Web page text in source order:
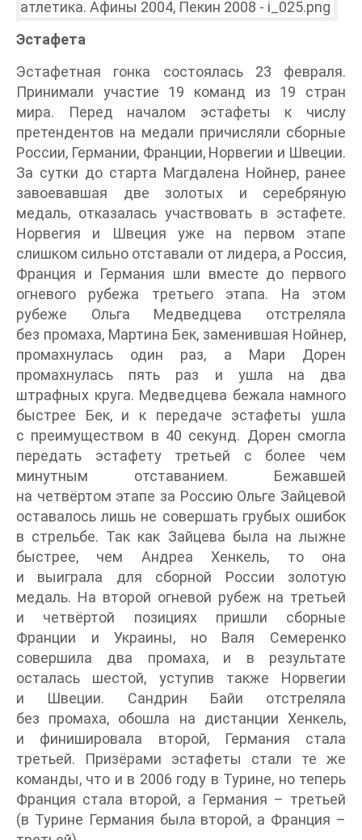
Эстафета
Эстафетная гонка состоялась 23 февраля.
Принимали участие 19 команд из 19 стран
мира. Перед началом эстафеты к числу
претендентов на медали причисляли сборные
России, Германии, Франции, Норвегии и Швеции.
За сутки до старта Магдалена Нойнер, ранее
завоевавшая две золотых и серебряную
медаль, отказалась участвовать в эстафете.
Норвегия и Швеция уже на первом этапе
слишком сильно отставали от лидера, а Россия,
Франция и Германия шли вместе до первого
огневого рубежа третьего этапа. На этом
рубеже Ольга Медведцева отстреляла
без промаха, Мартина Бек, заменившая Нойнер,
промахнулась один раз, а Мари Дорен
промахнулась пять раз и ушла на два
штрафных круга. Медведцева бежала намного
быстрее Бек, и к передаче эстафеты ушла
с преимуществом в 40 секунд. Дорен смогла
передать эстафету третьей с более чем
минутным отставанием. Бежавшей
на четвёртом этапе за Россию Ольге Зайцевой
оставалось лишь не совершать грубых ошибок
в стрельбе. Так как Зайцева была на лыжне
быстрее, чем Андреа Хенкель, то она
и выиграла для сборной России золотую
медаль. На второй огневой рубеж на третьей
и четвёртой позициях пришли сборные
Франции и Украины, но Валя Семеренко
совершила два промаха, и в результате
осталась шестой, уступив также Норвегии
и Швеции. Сандрин Байи отстреляла
без промаха, обошла на дистанции Хенкель,
и финишировала второй, Германия стала
третьей. Призёрами эстафеты стали те же
команды, что и в 2006 году в Турине, но теперь
Франция стала второй, а Германия – третьей
(в Турине Германия была второй, а Франция –